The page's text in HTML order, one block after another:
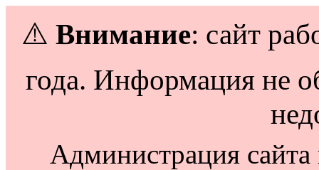
⚠️ Внимание: сайт
года. Информация не
Администрация сайта